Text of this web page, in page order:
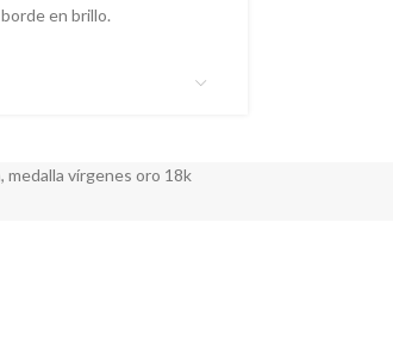
en brillo.
, medalla vírgenes oro 18k